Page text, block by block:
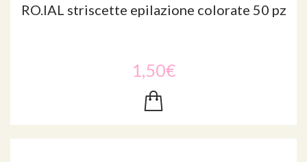
RO.IAL striscette epilazione colorate 50 pz
1,50€